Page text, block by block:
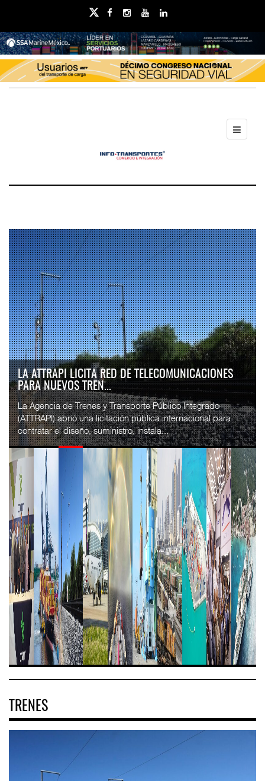
LA ATTRAPI LICITA RED DE TELECOMUNICACIONES
PARA NUEVOS TREN...
La Agencia de Trenes y Transporte Público Integrado
(ATTRAPI) abrió una licitación pública internacional para
contratar el diseño, suministro, instala...
TRENES